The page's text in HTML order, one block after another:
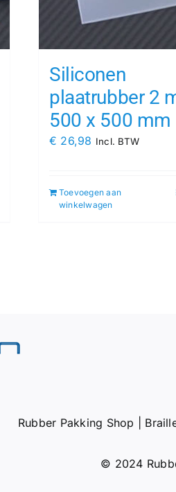
Siliconen
plaatrubber 2
500 x 500 mm
€ 26,98 Incl. BTW
Toevoegen aan
winkelwagen
Rubber Pakking Shop |
© 2024